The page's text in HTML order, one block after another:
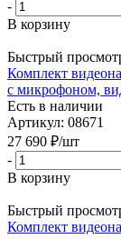
-
В корзину
Быстрый
Комплект
с микрофоном,
Есть в наличии
Артикул: 08671
27 690 ₽/шт
-
В корзину
Быстрый
Комплект